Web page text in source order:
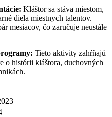
Kláštor sa stáva miestom,
diela miestnych talentov.
mesiacov, čo zaručuje neustále
Tieto aktivity zahŕňajú
o histórii kláštora, duchovných